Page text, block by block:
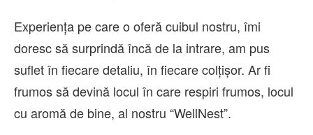
Experiența pe care o oferă cuibul nostru, îmi
doresc să surprindă încă de la intrare, am pus
suflet în fiecare detaliu, în fiecare colțișor. Ar fi
frumos să devină locul în care respiri frumos, locul
cu aromă de bine, al nostru “WellNest”.